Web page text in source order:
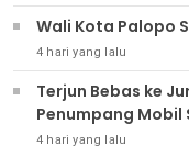
Wali Kota Palopo
4 hari yang lalu
Terjun Bebas ke
Penumpang Mobil
4 hari yang lalu